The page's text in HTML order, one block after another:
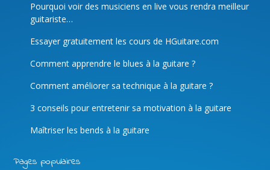
Pourquoi voir des musiciens en live vous rendra meilleur
guitariste…
Essayer gratuitement les cours de HGuitare.com
Comment apprendre le blues à la guitare ?
Comment améliorer sa technique à la guitare ?
3 conseils pour entretenir sa motivation à la guitare
Maîtriser les bends à la guitare
Pages populaires